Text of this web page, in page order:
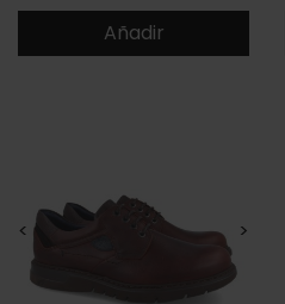
Añadir
< >